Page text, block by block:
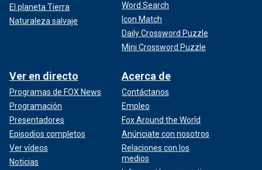
El planeta Tierra
Naturaleza salvaje
Word Search
Icon Match
Daily Crossword Puzzle
Mini Crossword Puzzle
Ver en directo
Programas de FOX News
Programación
Presentadores
Episodios completos
Ver vídeos
Noticias
Acerca de
Contáctanos
Empleo
Fox Around the World
Anúnciate con nosotros
Relaciones con los
medios